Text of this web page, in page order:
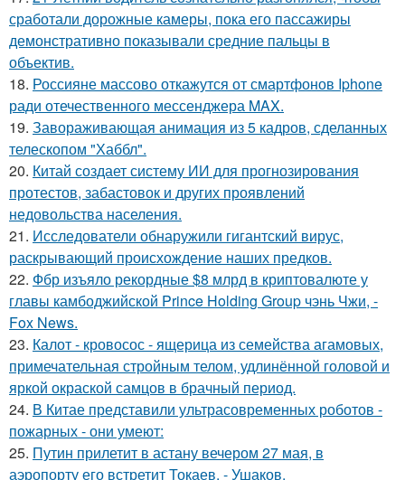
сработали дорожные камеры, пока его пассажиры
демонстративно показывали средние пальцы в
объектив.
18. Россияне массово откажутся от смартфонов Iphone
ради отечественного мессенджера MAX.
19. Завораживающая анимация из 5 кадров, сделанных
телескопом "Хаббл".
20. Китай создает систему ИИ для прогнозирования
протестов, забастовок и других проявлений
недовольства населения.
21. Исследователи обнаружили гигантский вирус,
раскрывающий происхождение наших предков.
22. Фбр изъяло рекордные $8 млрд в криптовалюте у
главы камбоджийской Prince Holding Group чэнь Чжи, -
Fox News.
23. Калот - кровосос - ящерица из семейства агамовых,
примечательная стройным телом, удлинённой головой и
яркой окраской самцов в брачный период.
24. В Китае представили ультрасовременных роботов -
пожарных - они умеют:
25. Путин прилетит в астану вечером 27 мая, в
аэропорту его встретит Токаев, - Ушаков.